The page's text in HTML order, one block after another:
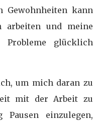
kann
und meine
Probleme glücklich
um mich daran zu
mit der Arbeit zu
Pausen einzulegen,